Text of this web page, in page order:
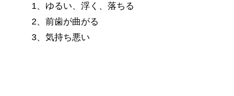
1、ゆるい、浮く、落ちる
2、前歯が曲がる
3、気持ち悪い